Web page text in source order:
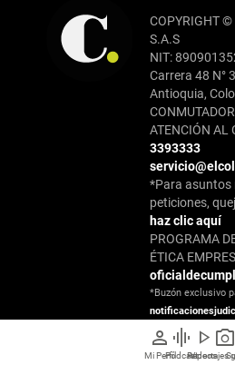
person
Mi Perfil
graphic_eq
Pódcast
play_arrow
Videos
photo_camera
Reportajes
COPYRIGHT
S.A.S
NIT:
Carrera 48 N°
Antioquia,
ATENCIÓN AL
3393333
*Para asuntos
peticiones,
haz clic aquí
PROGRAMA
ÉTICA
*Buzón exclusivo